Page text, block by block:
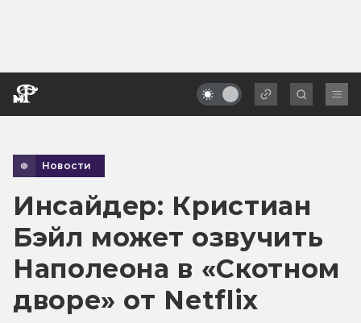
Новости
Инсайдер: Кристиан
Бэйл может озвучить
Наполеона в «Скотном
дворе» от Netflix